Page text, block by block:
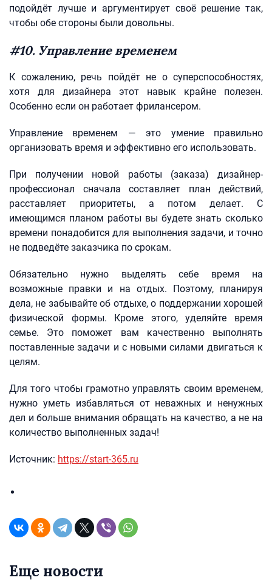
подойдёт лучше и аргументирует своё решение так,
чтобы обе стороны были довольны.
#10. Управление временем
К сожалению, речь пойдёт не о суперспособностях,
хотя для дизайнера этот навык крайне полезен.
Особенно если он работает фрилансером.
Управление временем — это умение правильно
организовать время и эффективно его использовать.
При получении новой работы (заказа) дизайнер-
профессионал сначала составляет план действий,
расставляет приоритеты, а потом делает. С
имеющимся планом работы вы будете знать сколько
времени понадобится для выполнения задачи, и точно
не подведёте заказчика по срокам.
Обязательно нужно выделять себе время на
возможные правки и на отдых. Поэтому, планируя
дела, не забывайте об отдыхе, о поддержании хорошей
физической формы. Кроме этого, уделяйте время
семье. Это поможет вам качественно выполнять
поставленные задачи и с новыми силами двигаться к
целям.
Для того чтобы грамотно управлять своим временем,
нужно уметь избавляться от неважных и ненужных
дел и больше внимания обращать на качество, а не на
количество выполненных задач!
Источник: https://start-365.ru
Еще новости